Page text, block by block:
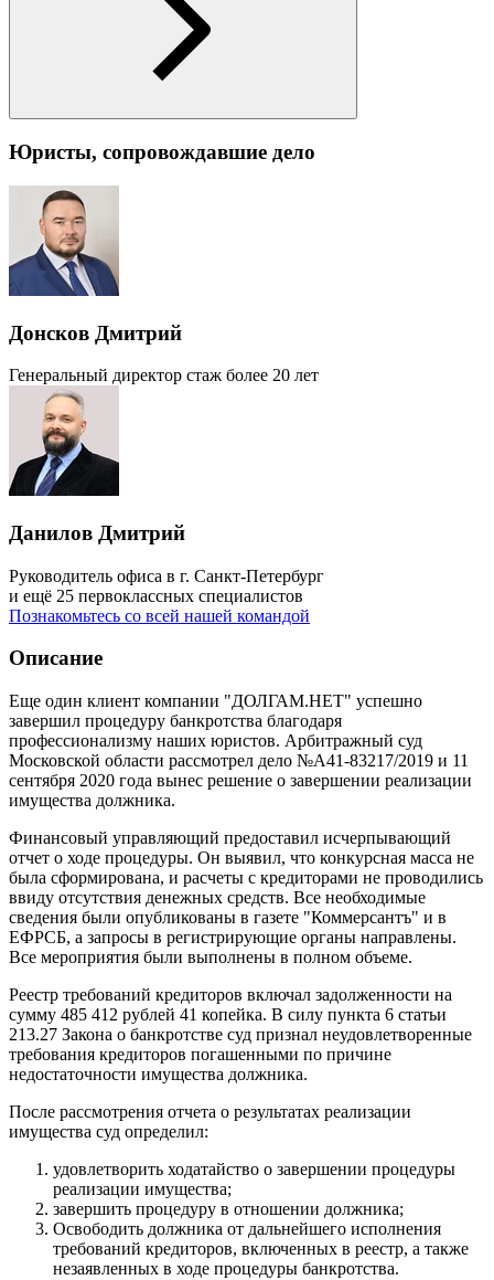
Юристы, сопровождавшие дело
Донсков Дмитрий
Генеральный директор стаж более 20 лет
Данилов Дмитрий
Руководитель офиса в г. Санкт-Петербург
и ещё 25 первоклассных специалистов
Познакомьтесь со всей нашей командой
Описание
Еще один клиент компании "ДОЛГАМ.НЕТ" успешно
завершил процедуру банкротства благодаря
профессионализму наших юристов. Арбитражный суд
Московской области рассмотрел дело №А41-83217/2019 и 11
сентября 2020 года вынес решение о завершении реализации
имущества должника.
Финансовый управляющий предоставил исчерпывающий
отчет о ходе процедуры. Он выявил, что конкурсная масса не
была сформирована, и расчеты с кредиторами не проводились
ввиду отсутствия денежных средств. Все необходимые
сведения были опубликованы в газете "Коммерсантъ" и в
ЕФРСБ, а запросы в регистрирующие органы направлены.
Все мероприятия были выполнены в полном объеме.
Реестр требований кредиторов включал задолженности на
сумму 485 412 рублей 41 копейка. В силу пункта 6 статьи
213.27 Закона о банкротстве суд признал неудовлетворенные
требования кредиторов погашенными по причине
недостаточности имущества должника.
После рассмотрения отчета о результатах реализации
имущества суд определил:
удовлетворить ходатайство о завершении процедуры
реализации имущества;
завершить процедуру в отношении должника;
Освободить должника от дальнейшего исполнения
требований кредиторов, включенных в реестр, а также
незаявленных в ходе процедуры банкротства.